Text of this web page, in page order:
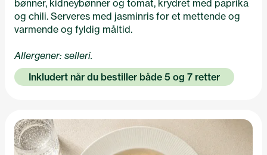
bønner, kidneybønner og tomat, krydret med paprika
og chili. Serveres med jasminris for et mettende og
varmende og fyldig måltid.
Allergener: selleri.
Inkludert når du bestiller både 5 og 7 retter